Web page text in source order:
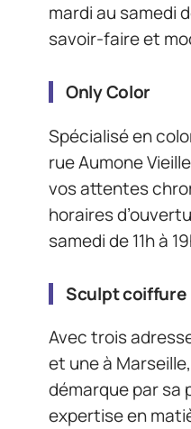
mardi au samedi
savoir-faire et
Only Color
Spécialisé en
rue Aumone
vos attentes
horaires
samedi de 11h à
Sculpt coiffure
Avec trois
et une à
démarque par sa
expertise en